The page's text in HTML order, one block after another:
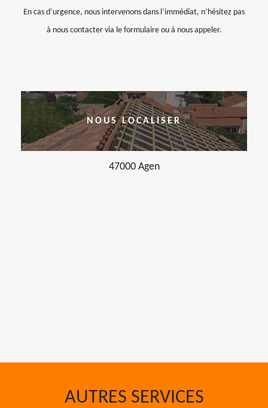
En cas d’urgence, nous intervenons dans l’immédiat, n’hésitez pas
à nous contacter via le formulaire ou à nous appeler.
NOUS LOCALISER
47000 Agen
AUTRES SERVICES